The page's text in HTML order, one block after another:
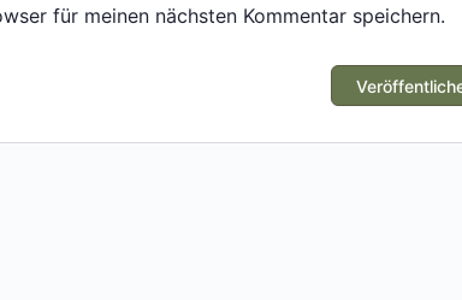
für meinen nächsten Kommentar speichern.